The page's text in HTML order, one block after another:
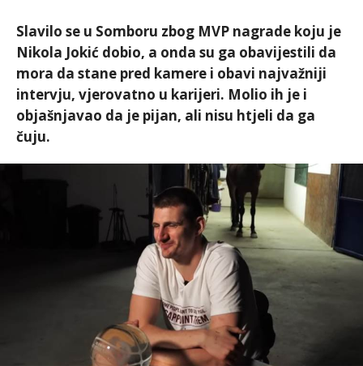
Slavilo se u Somboru zbog MVP nagrade koju je
Nikola Jokić dobio, a onda su ga obavijestili da
mora da stane pred kamere i obavi najvažniji
intervju, vjerovatno u karijeri. Molio ih je i
objašnjavao da je pijan, ali nisu htjeli da ga
čuju.